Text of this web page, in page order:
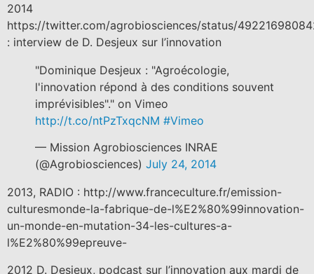
2014
https://twitter.com/agrobiosciences/status/
: interview de D. Desjeux sur l’innovation
"Dominique Desjeux : "Agroécologie,
l'innovation répond à des conditions souvent
imprévisibles"." on Vimeo
http://t.co/ntPzTxqcNM #Vimeo
— Mission Agrobiosciences INRAE
(@Agrobiosciences) July 24, 2014
2013, RADIO : http://www.franceculture.fr/emission-
culturesmonde-la-fabrique-de-l%E2%80%99innovation-
un-monde-en-mutation-34-les-cultures-a-
l%E2%80%99epreuve-
2012 D. Desjeux, podcast sur l’innovation aux mardi de